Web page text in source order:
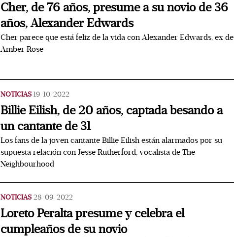
Cher, de 76 años, presume a su novio de 36
años, Alexander Edwards
Cher parece que está feliz de la vida con Alexander Edwards, ex de
Amber Rose
NOTICIAS 19/10/2022
Billie Eilish, de 20 años, captada besando a
un cantante de 31
Los fans de la joven cantante Billie Eilish están alarmados por su
supuesta relación con Jesse Rutherford, vocalista de The
Neighbourhood
NOTICIAS 28/09/2022
Loreto Peralta presume y celebra el
cumpleaños de su novio